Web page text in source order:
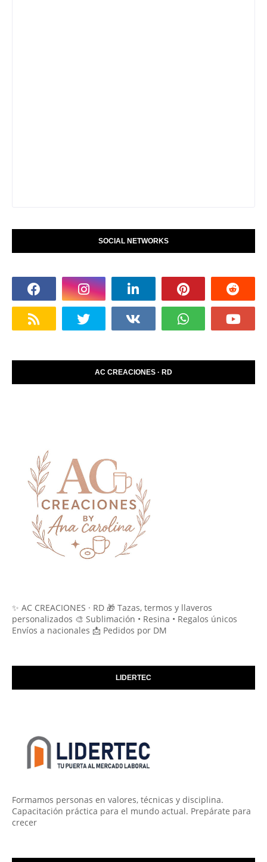
SOCIAL NETWORKS
AC CREACIONES · RD
✨ AC CREACIONES · RD 🎁 Tazas, termos y llaveros
personalizados 🎨 Sublimación • Resina • Regalos únicos
Envíos a nacionales 📩 Pedidos por DM
LIDERTEC
Formamos personas en valores, técnicas y disciplina.
Capacitación práctica para el mundo actual. Prepárate para
crecer